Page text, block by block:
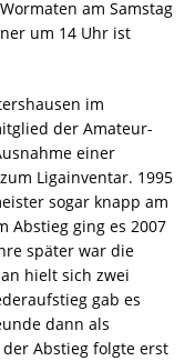
am Samstag
um 14 Uhr ist
im
der Amateur-
einer
Ligainventar. 1995
sogar knapp am
Abstieg ging es 2007
später war die
hielt sich zwei
gab es
dann als
Abstieg folgte erst